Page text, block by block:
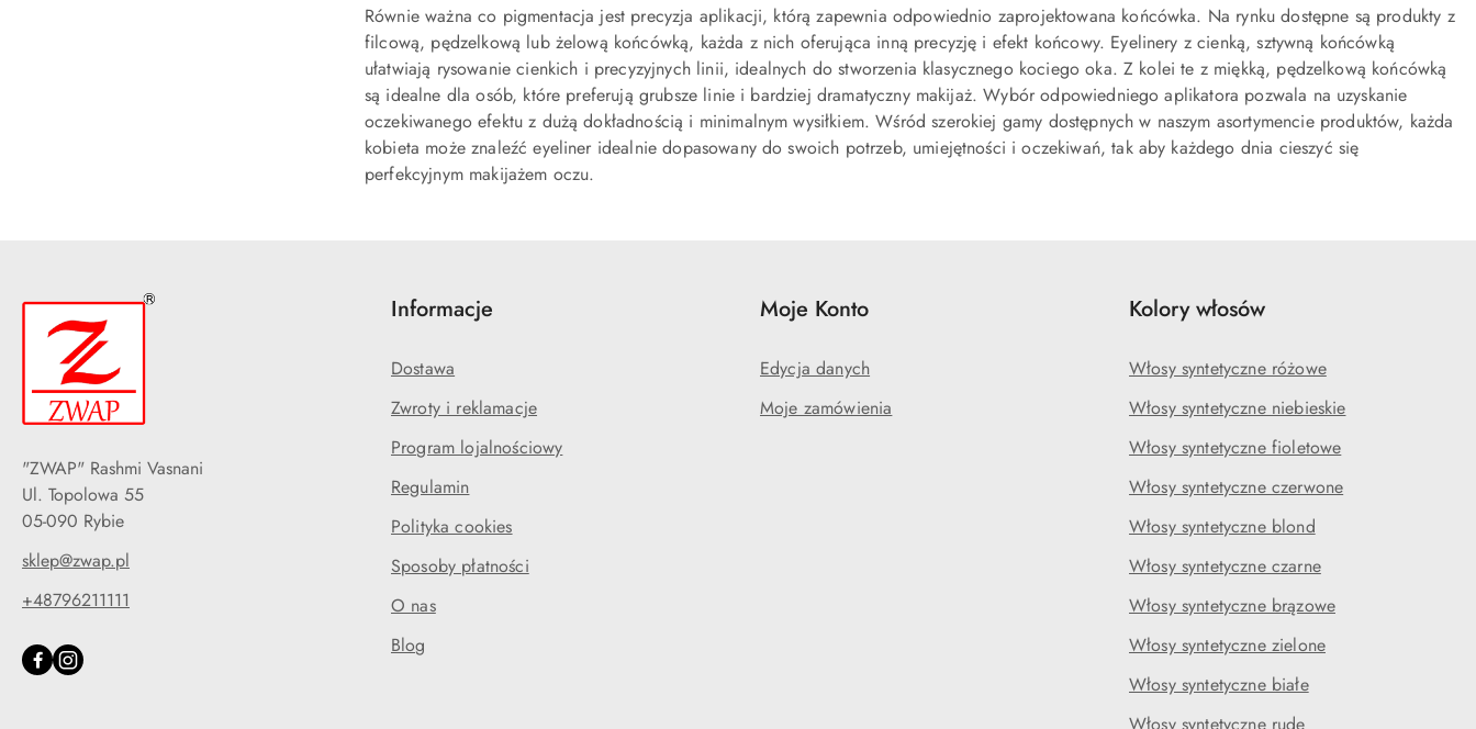
Równie ważna co pigmentacja jest precyzja aplikacji, którą zapewnia odpowiednio zaprojektowana końcówka. Na rynku dostępne są produkty z
filcową, pędzelkową lub żelową końcówką, każda z nich oferująca inną precyzję i efekt końcowy. Eyelinery z cienką, sztywną końcówką
ułatwiają rysowanie cienkich i precyzyjnych linii, idealnych do stworzenia klasycznego kociego oka. Z kolei te z miękką, pędzelkową końcówką
są idealne dla osób, które preferują grubsze linie i bardziej dramatyczny makijaż. Wybór odpowiedniego aplikatora pozwala na uzyskanie
oczekiwanego efektu z dużą dokładnością i minimalnym wysiłkiem. Wśród szerokiej gamy dostępnych w naszym asortymencie produktów, każda
kobieta może znaleźć eyeliner idealnie dopasowany do swoich potrzeb, umiejętności i oczekiwań, tak aby każdego dnia cieszyć się
perfekcyjnym makijażem oczu.
"ZWAP" Rashmi Vasnani
Ul. Topolowa 55
05-090 Rybie
sklep@zwap.pl
+48796211111
Informacje
Dostawa
Zwroty i reklamacje
Program lojalnościowy
Regulamin
Polityka cookies
Sposoby płatności
O nas
Blog
Moje Konto
Edycja danych
Moje zamówienia
Kolory włosów
Włosy syntetyczne różowe
Włosy syntetyczne niebieskie
Włosy syntetyczne fioletowe
Włosy syntetyczne czerwone
Włosy syntetyczne blond
Włosy syntetyczne czarne
Włosy syntetyczne brązowe
Włosy syntetyczne zielone
Włosy syntetyczne białe
Włosy syntetyczne rude